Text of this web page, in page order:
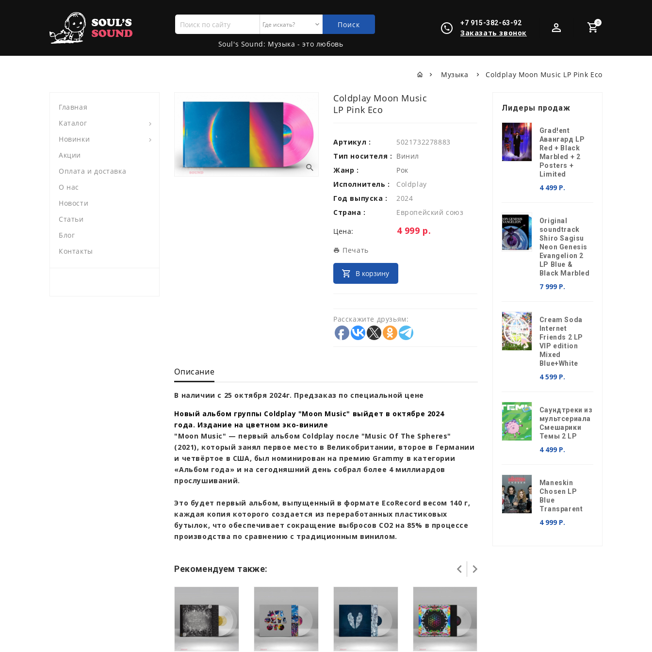
0
+7 915-382-63-92
Заказать звонок
Поиск
по
сайту
Поиск
Soul's Sound: Музыка - это любовь
Музыка Coldplay Moon Music LP Pink Eco
Главная
Каталог
Новинки
Акции
Оплата и доставка
О нас
Новости
Статьи
Блог
Контакты
Coldplay Moon Music
LP Pink Eco
Артикул :
5021732278883
Тип носителя : Винил
Жанр :
Рок
Исполнитель :
Coldplay
Год выпуска :
2024
Страна :
Европейский союз
Цена: Цена:
4 999 р.
Печать
В корзину
Расскажите друзьям:
Описание
В наличии с 25 октября 2024г. Предзаказ по специальной цене
Новый альбом группы Coldplay "Moon Music" выйдет в октябре 2024
года. Издание на цветном эко-виниле
"Moon Music" — первый альбом Coldplay после "Music Of The Spheres"
(2021), который занял первое место в Великобритании, второе в Германии
и четвёртое в США, был номинирован на премию Grammy в категории
«Альбом года» и на сегодняшний день собрал более 4 миллиардов
прослушиваний.
Это будет первый альбом, выпущенный в формате EcoRecord весом 140 г,
каждая копия которого создается из переработанных пластиковых
бутылок, что обеспечивает сокращение выбросов CO2 на 85% в процессе
производства по сравнению с традиционным винилом.
Рекомендуем также:
Лидеры продаж
Grad!ent
Авангард LP
Red + Black
Marbled + 2
Posters +
Limited
4 499 Р.
Original
soundtrack
Shiro Sagisu
Neon Genesis
Evangelion 2
LP Blue &
Black Marbled
7 999 Р.
Cream Soda
Internet
Friends 2 LP
VIP edition
Mixed
Blue+White
4 599 Р.
Саундтреки из
мультсериала
Смешарики
Темы 2 LP
4 499 Р.
Maneskin
Chosen LP
Blue
Transparent
4 999 Р.